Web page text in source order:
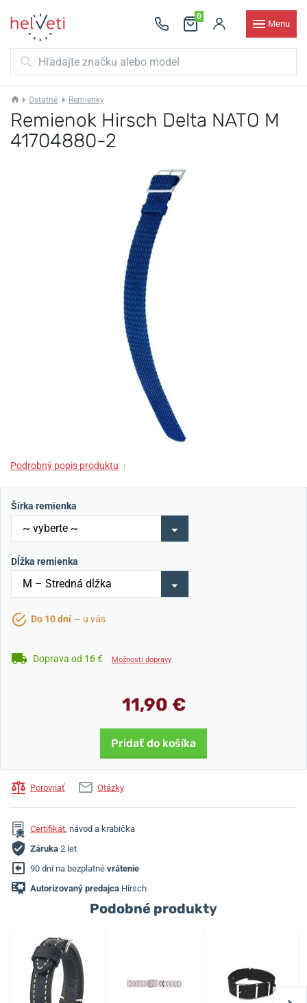
0
Menu
Ostatné Remienky
Remienok Hirsch Delta NATO M
41704880-2
Podrobný popis produktu ↓
Šírka remienka
Dĺžka remienka
Do 10 dní — u vás
Doprava od 16 € Možnosti dopravy
11,90 €
Pridať do košíka
Porovnať Otázky
Certifikát, návod a krabička
Záruka 2 let
90 dní na bezplatné vrátenie
Autorizovaný predajca Hirsch
Podobné produkty